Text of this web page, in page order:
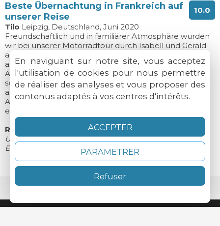
10.0
Beste Übernachtung in Frankreich auf
unserer Reise
Tilo Leipzig, Deutschland, Juni 2020
Freundschaftlich und in familiärer Atmosphäre wurden
wir bei unserer Motorradtour durch Isabell und Gerald
aufgenommen. Das Haus ist authentisch und bietet
ausreichend Komfort. Bei einem ungezwungenen
Abendessen in Familie wurden uns ausschließlich
selbstzubereitete Speisen, Getränke und Delikatessen
aus der Region serviert.
Auf meinen Motorradreisen habe ich bisher noch nie
eine so herzliche Aufnahme gefunden.
Reaktion des Besitzers
Une très belle rencontre ! Merci Tilo !
Ein sehr schönes Treffen! Danke Tilo!
En naviguant sur notre site, vous acceptez
l'utilisation de cookies pour nous permettre
de réaliser des analyses et vous proposer des
contenus adaptés à vos centres d'intérêts.
ACCEPTER
PARAMETRER
Refuser